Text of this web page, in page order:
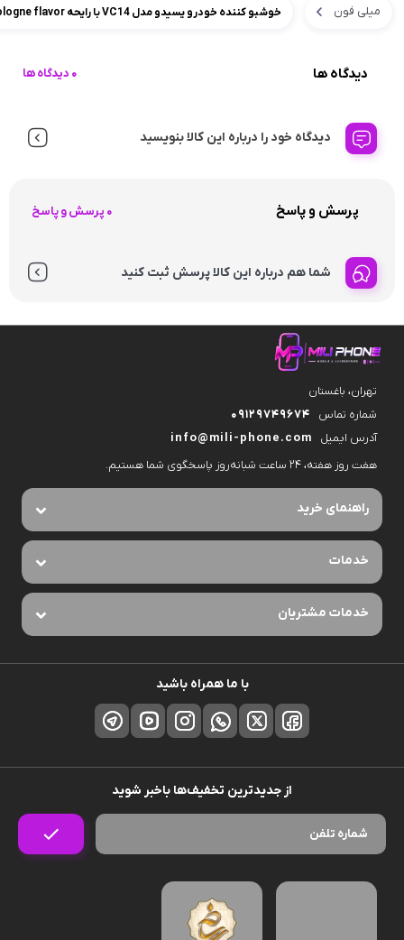
میلی فون خوشبو کننده خودرو یسیدو مدل VC14 با رایحه Cologne flavor حجم 50 میلی‌لیتر
دیدگاه ها 0 دیدگاه ها
دیدگاه خود را درباره این کالا بنویسید
پرسش و پاسخ 0 پرسش و پاسخ
شما هم درباره این کالا پرسش ثبت کنید
تهران، باغستان
شماره تماس
09129749674
آدرس ایمیل
info@mili-phone.com
هفت روز هفته، ۲۴ ساعت شبانه‌روز پاسخگوی شما هستیم.
راهنمای خرید
خدمات
خدمات مشتریان
با ما همراه باشید
از جدیدترین تخفیف‌ها باخبر شوید